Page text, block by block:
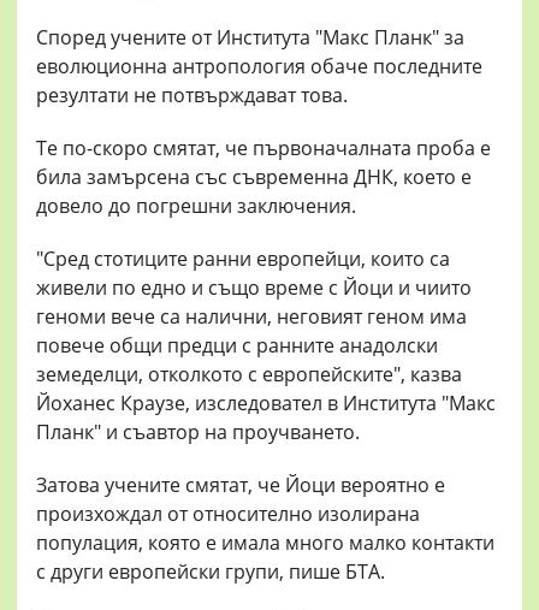
Според учените от Института "Макс Планк" за
еволюционна антропология обаче последните
резултати не потвърждават това.
Те по-скоро смятат, че първоначалната проба е
била замърсена със съвременна ДНК, което е
довело до погрешни заключения.
"Сред стотиците ранни европейци, които са
живели по едно и също време с Йоци и чиито
геноми вече са налични, неговият геном има
повече общи предци с ранните анадолски
земеделци, отколкото с европейските", казва
Йоханес Краузе, изследовател в Института "Макс
Планк" и съавтор на проучването.
Затова учените смятат, че Йоци вероятно е
произхождал от относително изолирана
популация, която е имала много малко контакти
с други европейски групи, пише БТА.